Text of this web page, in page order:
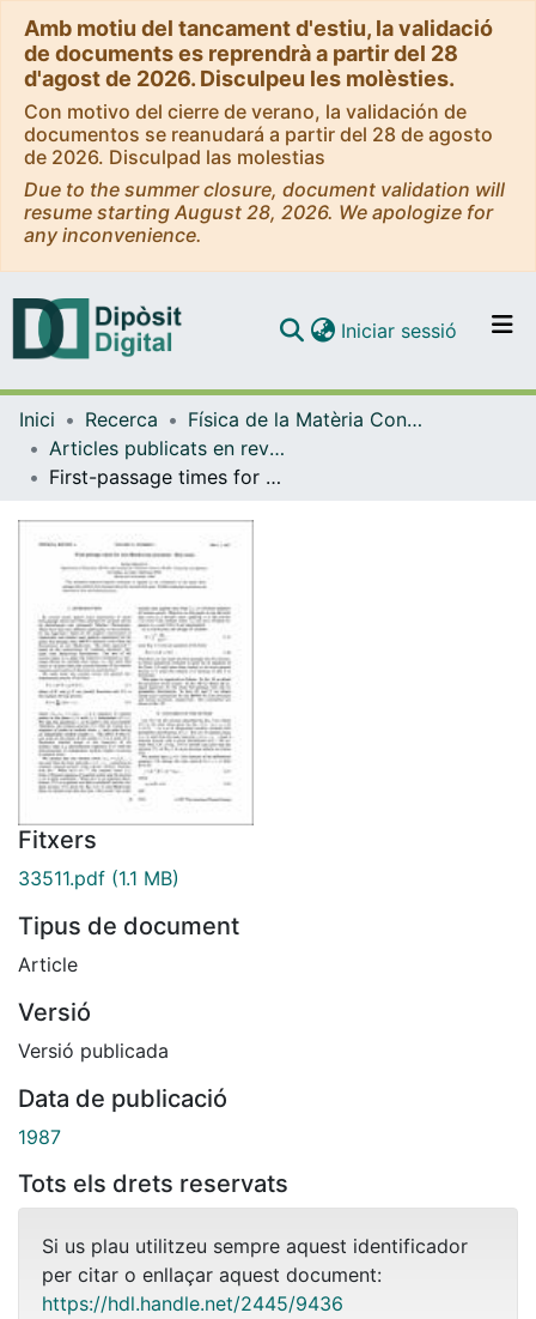
Amb motiu del tancament d'estiu, la validació
de documents es reprendrà a partir del 28
d'agost de 2026. Disculpeu les molèsties.
Con motivo del cierre de verano, la validación de
documentos se reanudará a partir del 28 de agosto
de 2026. Disculpad las molestias
Due to the summer closure, document validation will
resume starting August 28, 2026. We apologize for
any inconvenience.
Navega per tot el DD
Contacte
Iniciar sessió (current)
Inici Recerca
Física de la Matèria Condensada
Articles publicats en revistes (Física de la Matèria Condensada)
First-passage times for non-Markovian processes: Shot noise
Fitxers
33511.pdf (1.1 MB)
Tipus de document
Article
Versió
Versió publicada
Data de publicació
1987
Tots els drets reservats
Si us plau utilitzeu sempre aquest identificador
per citar o enllaçar aquest document:
https://hdl.handle.net/2445/9436